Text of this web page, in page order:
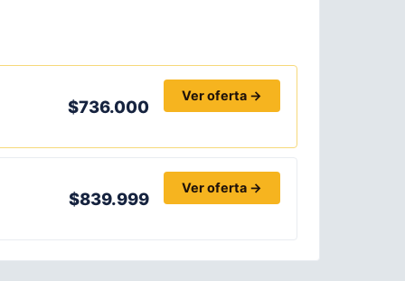
$736.000
Ver oferta →
$839.999
Ver oferta →